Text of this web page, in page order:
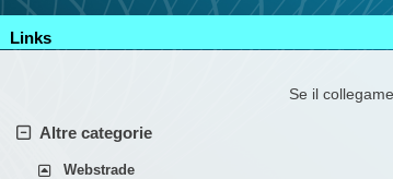
Links
Se il
Altre categorie
Webstrade